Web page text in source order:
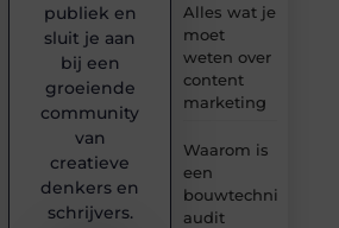
Alles wat je
moet
weten over
content
marketing
Waarom is
een
bouwtechnische
audit
publiek en
sluit je aan
bij een
groeiende
community
van
creatieve
denkers en
schrijvers.